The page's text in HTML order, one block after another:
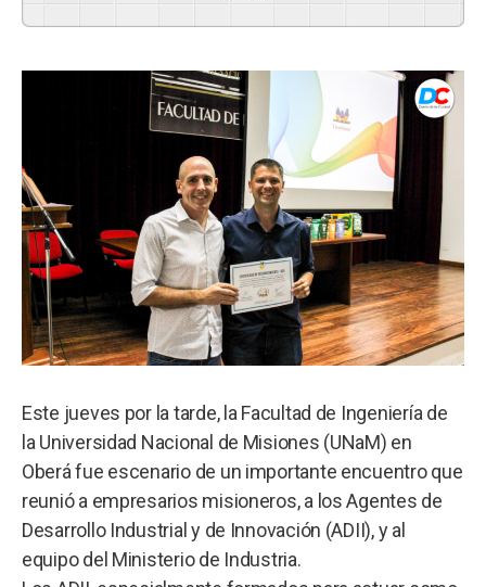
Este jueves por la tarde, la Facultad de Ingeniería de
la Universidad Nacional de Misiones (UNaM) en
Oberá fue escenario de un importante encuentro que
reunió a empresarios misioneros, a los Agentes de
Desarrollo Industrial y de Innovación (ADII), y al
equipo del Ministerio de Industria.